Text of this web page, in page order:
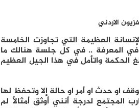
العظيمة التي تجاوزت الخامسة
في المعرفة .. في كل جلسة هنالك ما
واتأمل في هذا الجيل العظيم
او حدث او أمر او حالة إلا وتحفظ لها
المجتمع لدرجة أنني أوثق أمثالاً لم